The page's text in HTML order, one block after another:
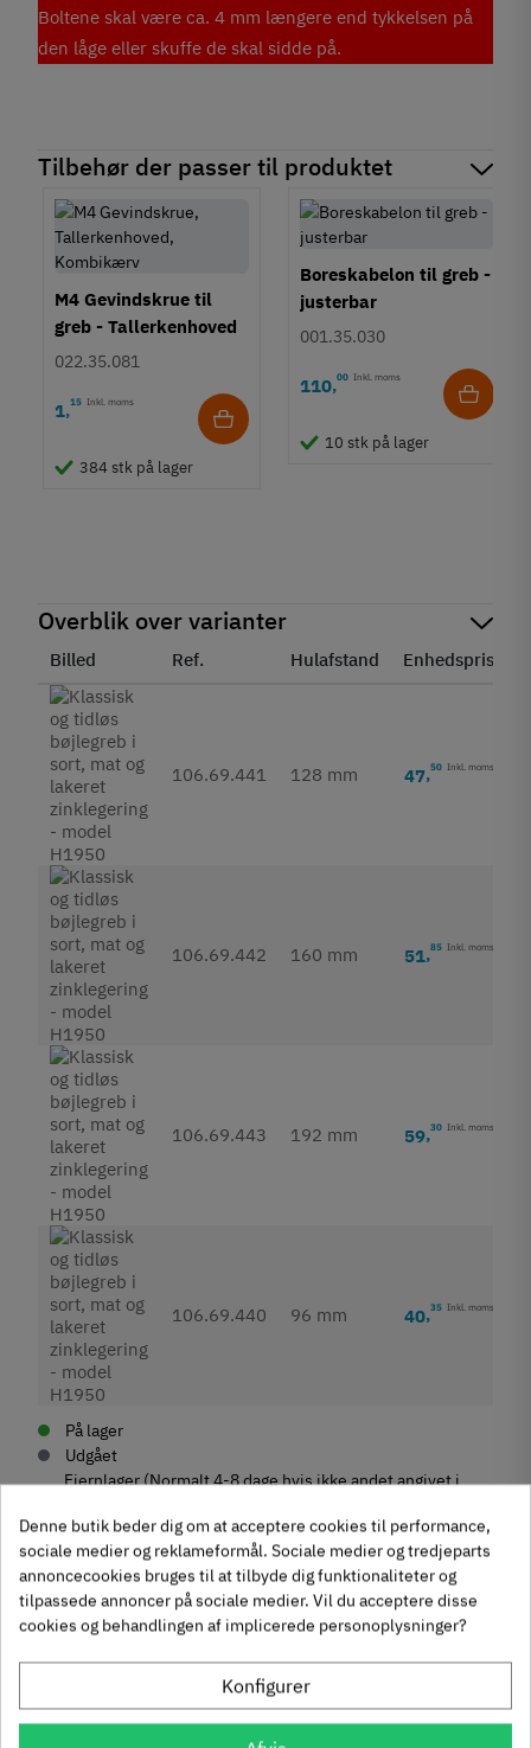
Boltene skal være ca. 4 mm længere end tykkelsen på
den låge eller skuffe de skal sidde på.
Tilbehør der passer til produktet
M4 Gevindskrue til
greb - Tallerkenhoved
- Krydskærv
022.35.081
1,15 Inkl. moms
384 stk på lager
Boreskabelon til greb -
justerbar
001.35.030
110,00 Inkl. moms
10 stk på lager
Overblik over varianter
Billed Ref. Hulafstand Enhedspris
106.69.441 128 mm 47,50 Inkl. moms
106.69.442 160 mm 51,85 Inkl. moms
106.69.443 192 mm 59,30 Inkl. moms
106.69.440 96 mm 40,35 Inkl. moms
På lager
Udgået
Fjernlager (Normalt 4-8 dage hvis ikke andet angivet i
Produktegenskaber
MærkerHaefele
På lager23 Varer
Anmeldelser
Denne butik beder dig om at acceptere cookies til performance,
sociale medier og reklameformål. Sociale medier og tredjeparts
annoncecookies bruges til at tilbyde dig funktionaliteter og
tilpassede annoncer på sociale medier. Vil du acceptere disse
cookies og behandlingen af implicerede personoplysninger?
Konfigurer